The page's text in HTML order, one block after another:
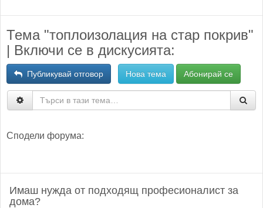
Тема "топлоизолация на стар покрив"
| Включи се в дискусията:
Публикувай отговор Нова тема Абонирай се
Сподели форума:
Имаш нужда от подходящ професионалист за
дома?